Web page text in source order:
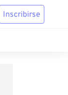
Inscribirse